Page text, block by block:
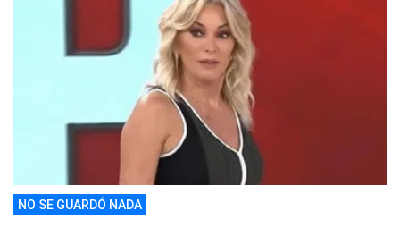
NO SE GUARDÓ NADA